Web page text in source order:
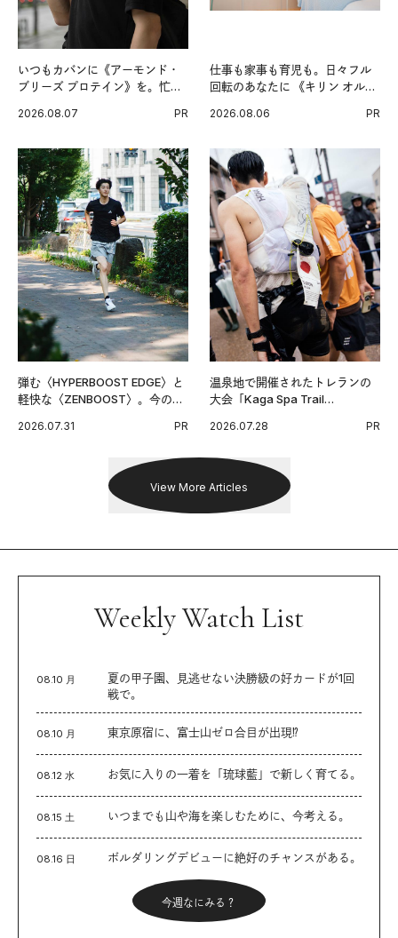
いつもカバンに《アーモンド・
ブリーズ プロテイン》を。忙し
グ習慣。
2026.08.07 PR
仕事も家事も育児も。日々フル
回転のあなたに 《キリン オルニ
2026.08.06 PR
弾む〈HYPERBOOST EDGE〉と
軽快な〈ZENBOOST〉。今の時
出した新機軸。
2026.07.31 PR
温泉地で開催されたトレランの
大会「Kaga Spa Trail
戦を夢見るランナーたちの奮闘
2026.07.28 PR
View More Articles
Weekly Watch List
08.10 月
夏の甲子園、見逃せない決勝級の好カードが1回
戦で。
08.10 月 東京原宿に、富士山ゼロ合目が出現⁉︎
08.12 水 お気に入りの一着を「琉球藍」で新しく育てる。
08.15 土 いつまでも山や海を楽しむために、今考える。
08.16 日 ボルダリングデビューに絶好のチャンスがある。
今週なにみる？